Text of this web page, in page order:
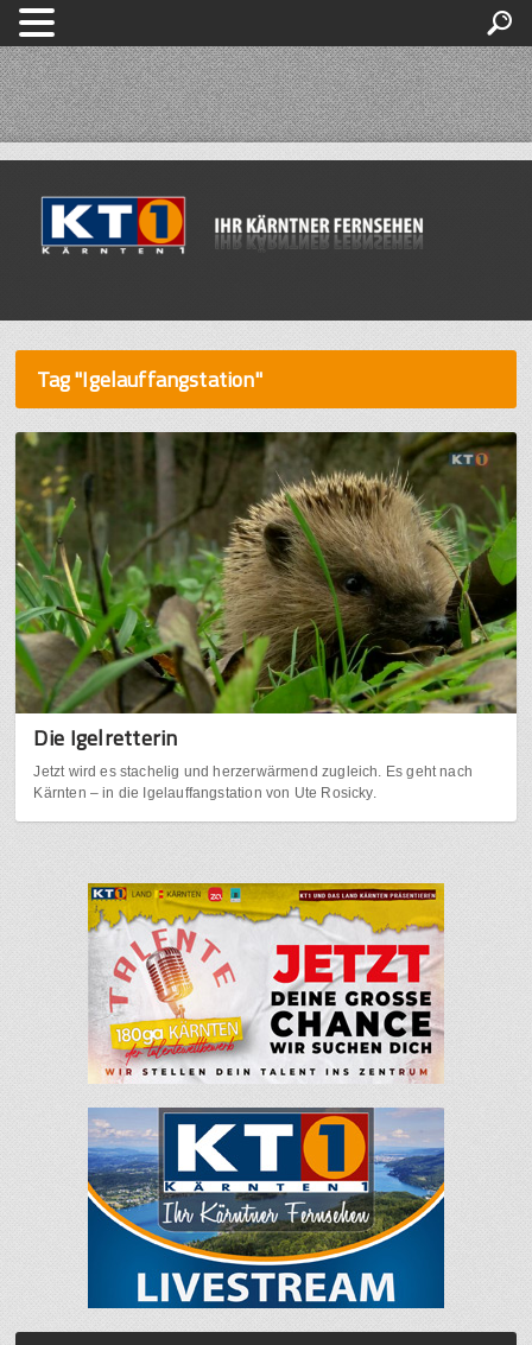
Tag "Igelauffangstation"
Die Igelretterin
Jetzt wird es stachelig und herzerwärmend zugleich. Es geht nach
Kärnten – in die Igelauffangstation von Ute Rosicky.